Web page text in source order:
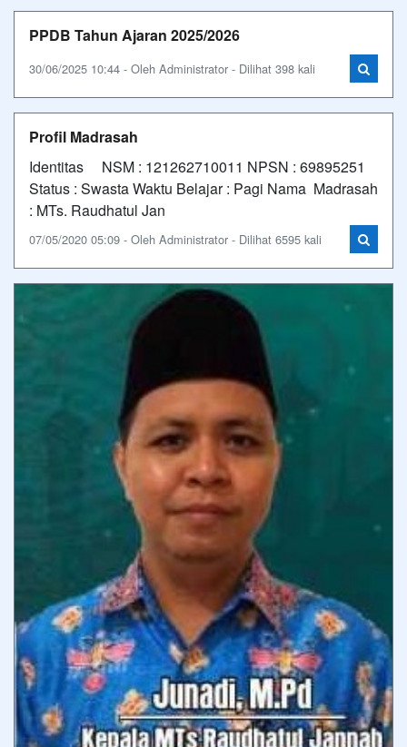
PPDB Tahun Ajaran 2025/2026
30/06/2025 10:44 - Oleh Administrator - Dilihat 398 kali
Profil Madrasah
Identitas NSM : 121262710011 NPSN : 69895251
Status : Swasta Waktu Belajar : Pagi Nama Madrasah
: MTs. Raudhatul Jan
07/05/2020 05:09 - Oleh Administrator - Dilihat 6595 kali